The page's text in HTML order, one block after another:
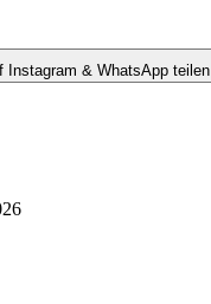
Instagram & WhatsApp teilen